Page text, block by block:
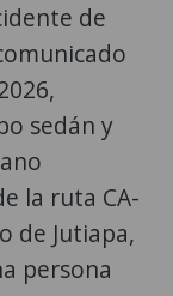
de
sedán y
la ruta CA-
de Jutiapa,
persona